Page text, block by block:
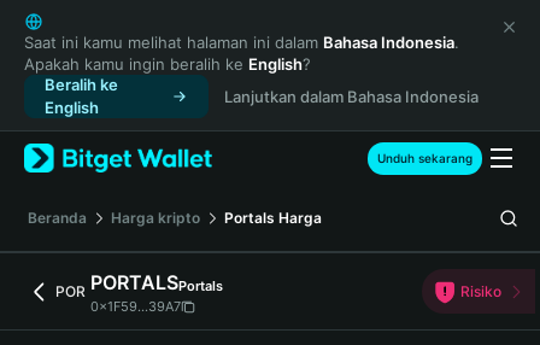
English
日本語
Tiếng Việt
Русский
Español (Latinoamérica)
Türkçe
Français
Deutsch
繁體中文
Português (Portugal)
Saat ini kamu melihat halaman ini dalam Bahasa Indonesia.
Apakah kamu ingin beralih ke English?
Beralih ke
English
Lanjutkan dalam Bahasa Indonesia
Unduh sekarang
Beranda Harga kripto Portals Harga
POR PORTALSPortals
0x1F59...39A7
Risiko